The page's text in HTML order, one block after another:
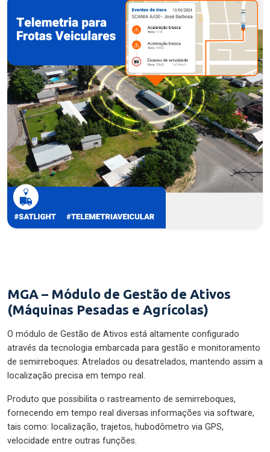
MGA – Módulo de Gestão de Ativos
(Máquinas Pesadas e Agrícolas)
O módulo de Gestão de Ativos está altamente configurado
através da tecnologia embarcada para gestão e monitoramento
de semirreboques: Atrelados ou desatrelados, mantendo assim a
localização precisa em tempo real.
Produto que possibilita o rastreamento de semirreboques,
fornecendo em tempo real diversas informações via software,
tais como: localização, trajetos, hubodômetro via GPS,
velocidade entre outras funções.